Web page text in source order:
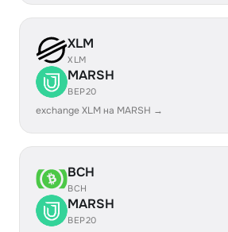
XLM
XLM
MARSH
BEP20
exchange XLM на MARSH →
BCH
BCH
MARSH
BEP20